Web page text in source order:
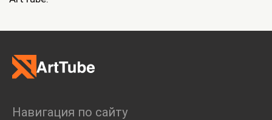
Навигация по сайту